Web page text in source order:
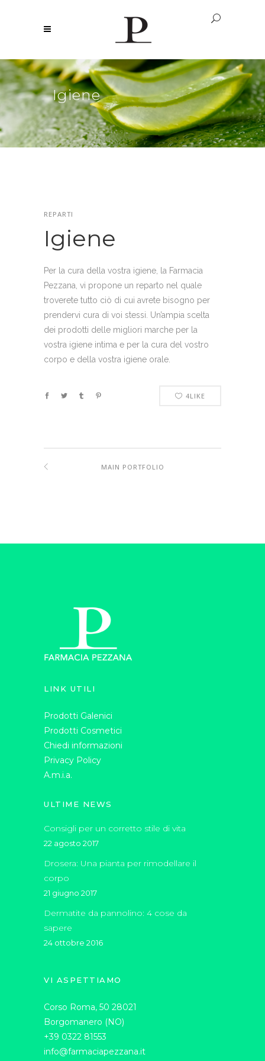
Igiene
REPARTI
Igiene
Per la cura della vostra igiene, la Farmacia
Pezzana, vi propone un reparto nel quale
troverete tutto ciò di cui avrete bisogno per
prendervi cura di voi stessi. Un’ampia scelta
dei prodotti delle migliori marche per la
vostra igiene intima e per la cura del vostro
corpo e della vostra igiene orale.
4LIKE
MAIN PORTFOLIO
LINK UTILI
Prodotti Galenici
Prodotti Cosmetici
Chiedi informazioni
Privacy Policy
A.m.i.a.
ULTIME NEWS
Consigli per un corretto stile di vita
22 agosto 2017
Drosera: Una pianta per rimodellare il
corpo
21 giugno 2017
Dermatite da pannolino: 4 cose da
sapere
24 ottobre 2016
VI ASPETTIAMO
Corso Roma, 50 28021
Borgomanero (NO)
+39 0322 81553
info@farmaciapezzana.it